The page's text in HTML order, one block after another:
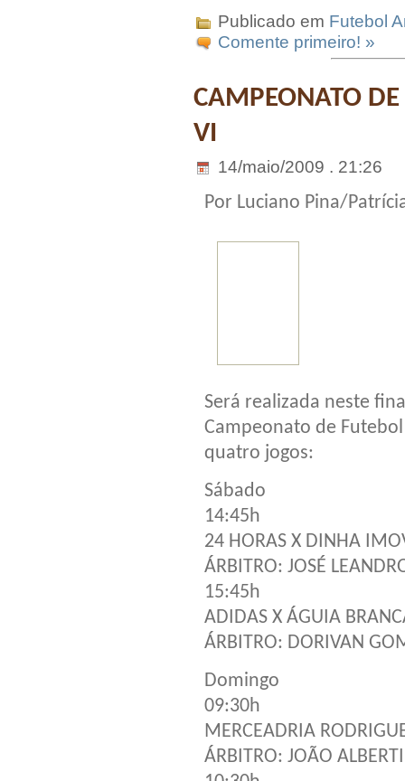
Publicado em Futebol
Comente primeiro! »
CAMPEONATO DE
VI
14/maio/2009 . 21:26
Por Luciano Pina/
Será realizada neste
Campeonato de
quatro jogos:
Sábado
14:45h
24 HORAS X DINHA
ÁRBITRO: JOSÉ
15:45h
ADIDAS X ÁGUIA
ÁRBITRO: DORIVAN
Domingo
09:30h
MERCEADRIA
ÁRBITRO: JOÃO